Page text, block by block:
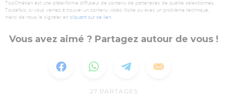
TopChrétien est une plate-forme diffuseur de contenu de partenaires de qualité sélectionnés.
Toutefois, si vous veniez à trouver un contenu vidéo illicite ou avec un problème technique,
merci de nous le signaler en cliquant sur ce lien.
Vous avez aimé ? Partagez autour de vous !
27 PARTAGES